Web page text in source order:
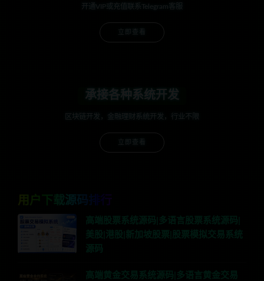
开通VIP或充值联系Telegram客服
立即查看
承接各种系统开发
区块链开发，金融理财系统开发，行业不限
立即查看
用户下载源码排行
高端股票系统源码|多语言股票系统源码|
美股|港股|新加坡股票|股票模拟交易系统
源码
高端黄金交易系统源码|多语言黄金交易